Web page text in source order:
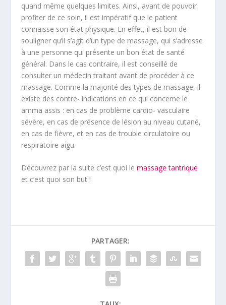
quand même quelques limites. Ainsi, avant de pouvoir
profiter de ce soin, il est impératif que le patient
connaisse son état physique. En effet, il est bon de
souligner qu’il s’agit d’un type de massage, qui s’adresse
à une personne qui présente un bon état de santé
général. Dans le cas contraire, il est conseillé de
consulter un médecin traitant avant de procéder à ce
massage. Comme la majorité des types de massage, il
existe des contre- indications en ce qui concerne le
amma assis : en cas de problème cardio- vasculaire
sévère, en cas de présence de lésion au niveau cutané,
en cas de fièvre, et en cas de trouble circulatoire ou
respiratoire aigu.
Découvrez par la suite c’est quoi lemassage tantrique
et c’est quoi son but !
PARTAGER: